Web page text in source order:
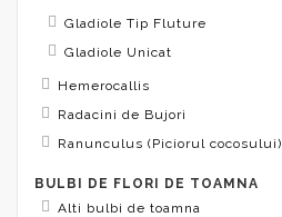
Gladiole Tip Fluture
Gladiole Unicat
Hemerocallis
Radacini de Bujori
Ranunculus (Piciorul cocosului)
BULBI DE FLORI DE TOAMNA
Alti bulbi de toamna